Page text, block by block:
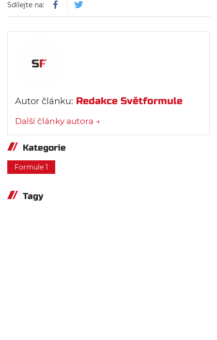
Sdílejte na:
Autor článku: Redakce Světformule
Další články autora →
Kategorie
Formule 1
Tagy